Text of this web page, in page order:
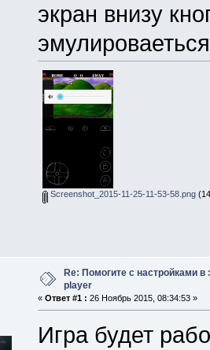
экран внизу
Screenshot_2015-11-25-11-53-58.png
Re: Помогите с настройками в
player
«Ответ #1 : 26 Ноябрь 2015, 08:34:53 »
Игра будет